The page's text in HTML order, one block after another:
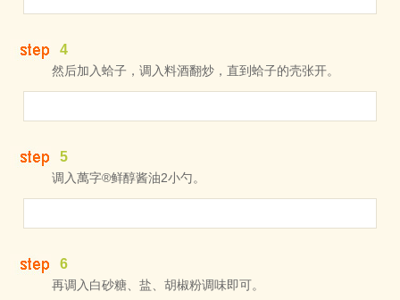
4
然后加入蛤子，调入料酒翻炒，直到蛤子的壳张开。
5
调入萬字®鲜醇酱油2小勺。
6
再调入白砂糖、盐、胡椒粉调味即可。